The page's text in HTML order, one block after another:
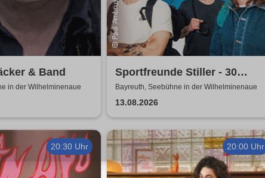
& Band
in der Wilhelminenaue
Sportfreunde Stiller - 30
wunderbaren Jahren
Bayreuth, Seebühne in der Wilhelminenaue
13.08.2026
20:30 Uhr 20:00 Uhr